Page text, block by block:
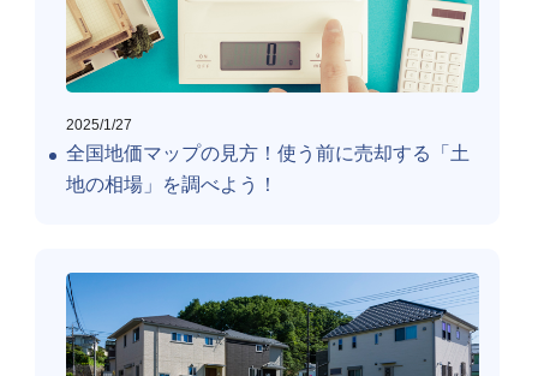
2025/1/27
全国地価マップの見方！使う前に売却する「土
地の相場」を調べよう！